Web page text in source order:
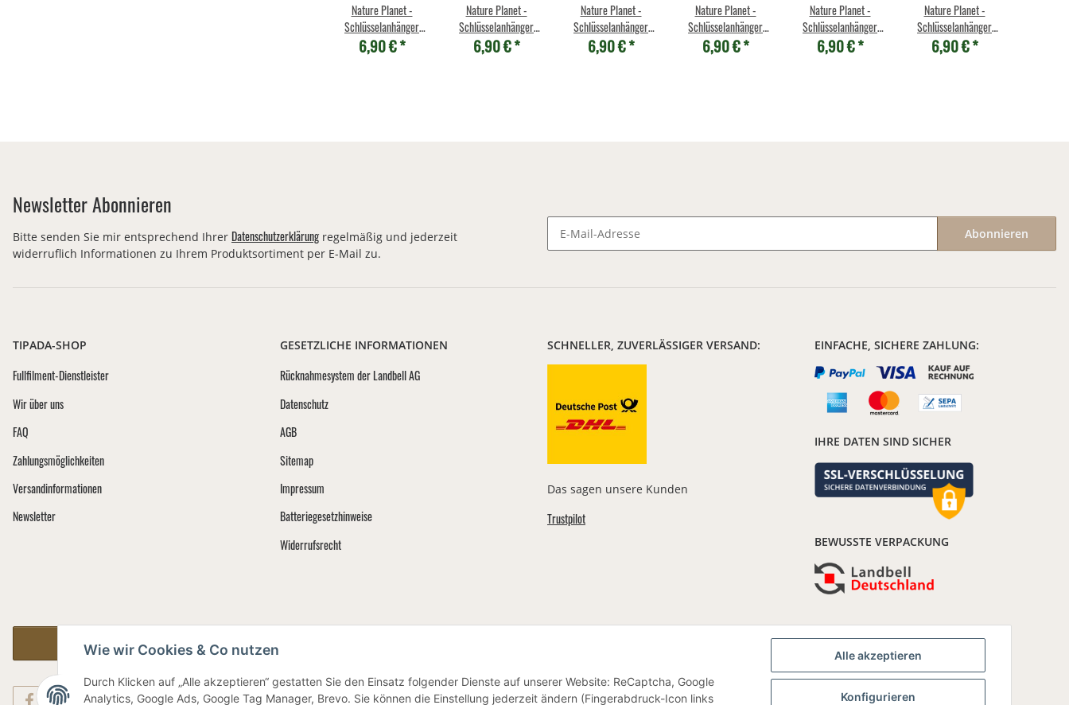
Alle akzeptieren
Konfigurieren
Wie wir Cookies & Co nutzen
Durch Klicken auf „Alle akzeptieren“ gestatten Sie den Einsatz folgender Dienste auf unserer Website: ReCaptcha, Google
Analytics, Google Ads, Google Tag Manager, Brevo. Sie können die Einstellung jederzeit ändern (Fingerabdruck-Icon links
Nature Planet -
Schlüsselanhänger
aus Metall - Papagei
6,90 €*
Nature Planet -
Schlüsselanhänger
aus Metall - T-Rex
6,90 €*
Nature Planet -
Schlüsselanhänger
aus Metall -
Triceraptos
6,90 €*
Nature Planet -
Schlüsselanhänger
aus Metall -
Pteranodon
6,90 €*
Nature Planet -
Schlüsselanhänger
aus Metall -
Meerestiere
6,90 €*
Nature Planet -
Schlüsselanhänger
aus Metall - Pinguin
6,90 €*
Newsletter Abonnieren
Bitte senden Sie mir entsprechend Ihrer Datenschutzerklärung regelmäßig und jederzeit
widerruflich Informationen zu Ihrem Produktsortiment per E-Mail zu.
Abonnieren
TIPADA-SHOP
Fullfilment-Dienstleister
Wir über uns
FAQ
Zahlungsmöglichkeiten
Versandinformationen
Newsletter
GESETZLICHE INFORMATIONEN
Rücknahmesystem der Landbell AG
Datenschutz
AGB
Sitemap
Impressum
Batteriegesetzhinweise
Widerrufsrecht
SCHNELLER, ZUVERLÄSSIGER VERSAND:
Das sagen unsere Kunden
Trustpilot
EINFACHE, SICHERE ZAHLUNG:
IHRE DATEN SIND SICHER
BEWUSSTE VERPACKUNG
Vertrag widerrufen